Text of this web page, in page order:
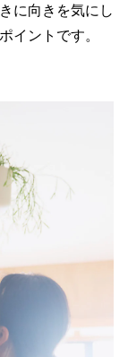
に向きを気にし
イントです。